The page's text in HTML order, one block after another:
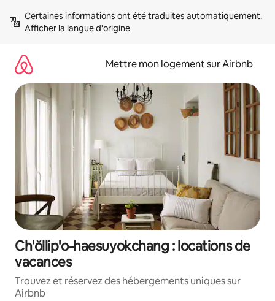
directement
Afficher la langue d'origine
Mettre mon logement sur Airbnb
Ch'ŏllip'o-haesuyokchang : locations de
vacances
Trouvez et réservez des hébergements uniques sur
Airbnb